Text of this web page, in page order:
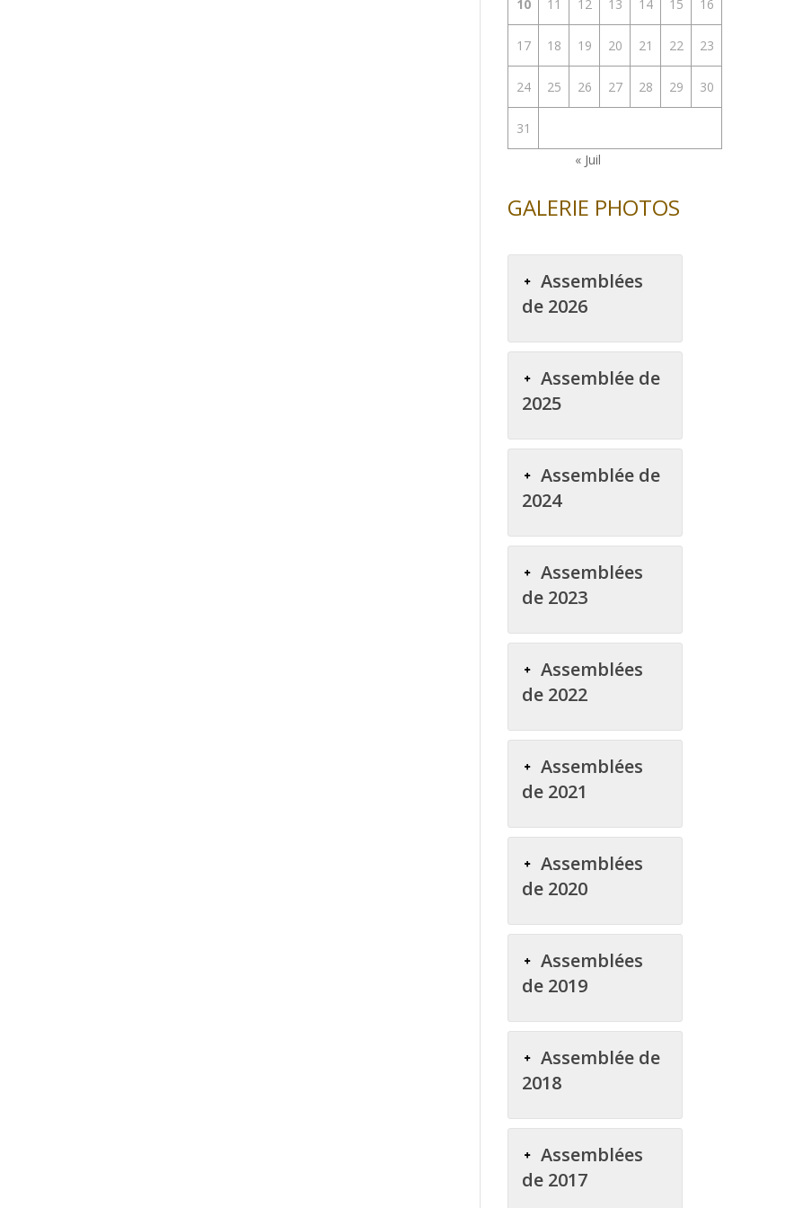
10 11 12 13 14 15 16
17 18 19 20 21 22 23
24 25 26 27 28 29 30
31
« Juil
GALERIE PHOTOS
Assemblées
de 2026
Assemblée de
2025
Assemblée de
2024
Assemblées
de 2023
Assemblées
de 2022
Assemblées
de 2021
Assemblées
de 2020
Assemblées
de 2019
Assemblée de
2018
Assemblées
de 2017